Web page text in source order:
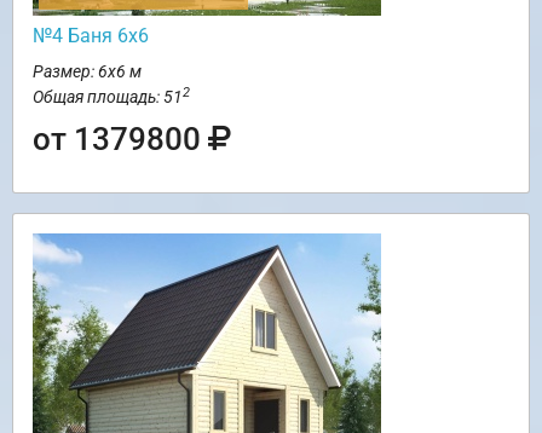
№4 Баня 6х6
Размер: 6х6 м
Общая площадь: 512
от 1379800